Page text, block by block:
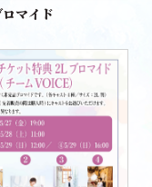
マイド